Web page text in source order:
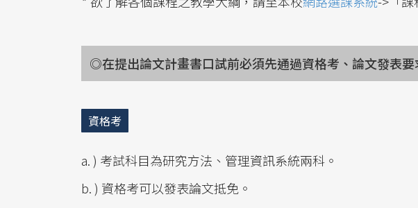
◎在提出論文計畫書口試前必須先通過資格考、論文發表要
資格考
a. ) 考試科目為研究方法、管理資訊系統兩科。
b. ) 資格考可以發表論文抵免。